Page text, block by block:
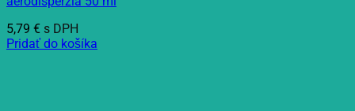
5,79 € s DPH
Pridať do košíka